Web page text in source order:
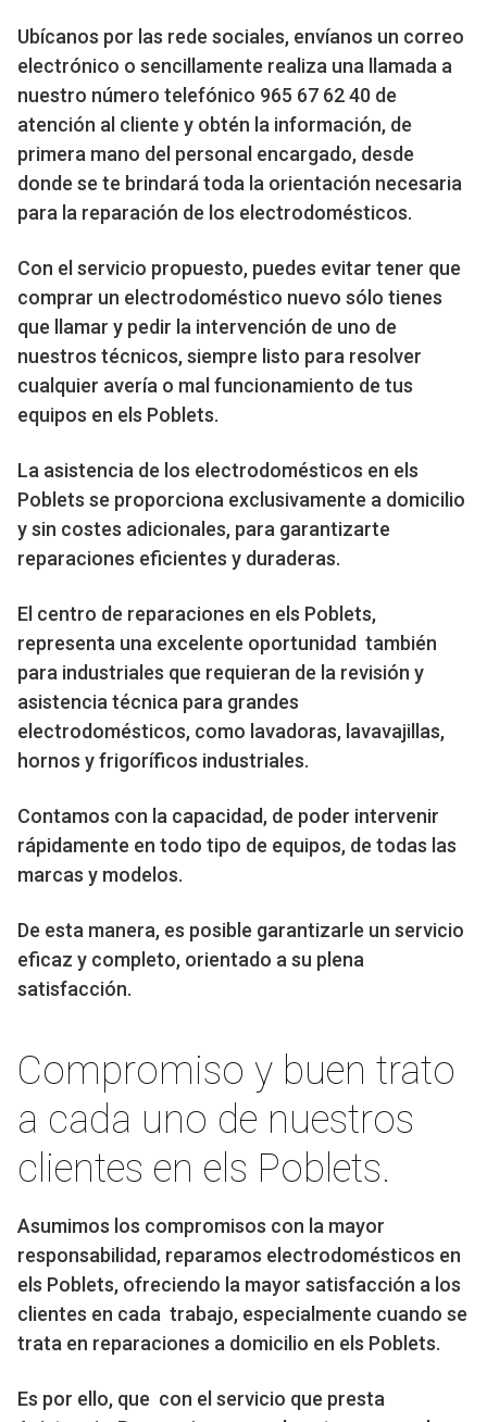
Ubícanos por las rede sociales, envíanos un correo
electrónico o sencillamente realiza una llamada a
nuestro número telefónico 965 67 62 40 de
atención al cliente y obtén la información, de
primera mano del personal encargado, desde
donde se te brindará toda la orientación necesaria
para la reparación de los electrodomésticos.
Con el servicio propuesto, puedes evitar tener que
comprar un electrodoméstico nuevo sólo tienes
que llamar y pedir la intervención de uno de
nuestros técnicos, siempre listo para resolver
cualquier avería o mal funcionamiento de tus
equipos en els Poblets.
La asistencia de los electrodomésticos en els
Poblets se proporciona exclusivamente a domicilio
y sin costes adicionales, para garantizarte
reparaciones eficientes y duraderas.
El centro de reparaciones en els Poblets,
representa una excelente oportunidad también
para industriales que requieran de la revisión y
asistencia técnica para grandes
electrodomésticos, como lavadoras, lavavajillas,
hornos y frigoríficos industriales.
Contamos con la capacidad, de poder intervenir
rápidamente en todo tipo de equipos, de todas las
marcas y modelos.
De esta manera, es posible garantizarle un servicio
eficaz y completo, orientado a su plena
satisfacción.
Compromiso y buen trato
a cada uno de nuestros
clientes en els Poblets.
Asumimos los compromisos con la mayor
responsabilidad, reparamos electrodomésticos en
els Poblets, ofreciendo la mayor satisfacción a los
clientes en cada trabajo, especialmente cuando se
trata en reparaciones a domicilio en els Poblets.
Es por ello, que con el servicio que presta